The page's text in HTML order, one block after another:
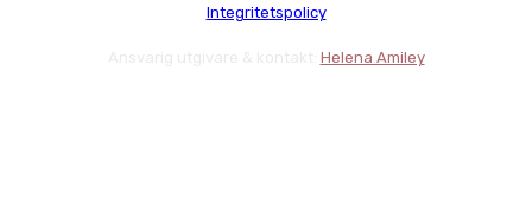
Integritetspolicy
Helena Amiley